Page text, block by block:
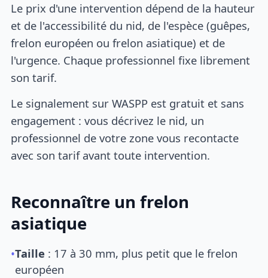
Le prix d'une intervention dépend de la hauteur
et de l'accessibilité du nid, de l'espèce (guêpes,
frelon européen ou frelon asiatique) et de
l'urgence. Chaque professionnel fixe librement
son tarif.
Le signalement sur WASPP est gratuit et sans
engagement : vous décrivez le nid, un
professionnel de votre zone vous recontacte
avec son tarif avant toute intervention.
Reconnaître un frelon
asiatique
•Taille : 17 à 30 mm, plus petit que le frelon
européen